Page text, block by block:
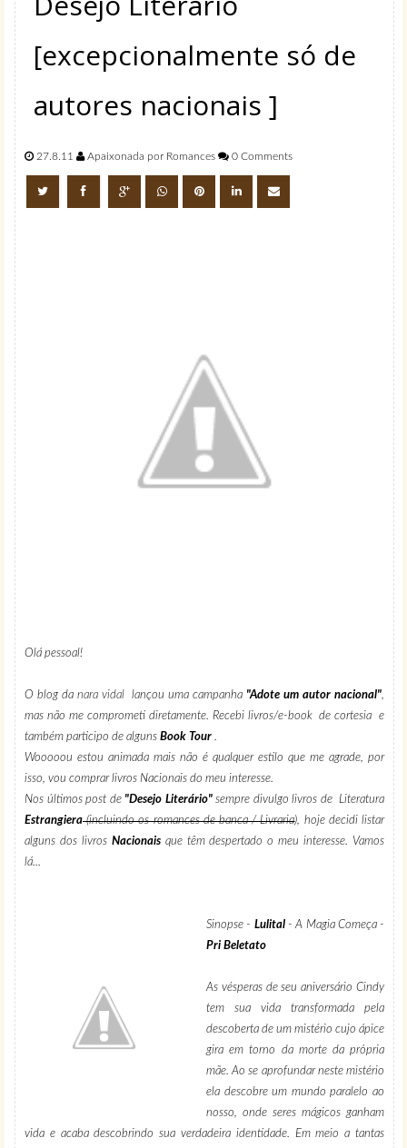
[excepcionalmente só de
autores nacionais ]
27.8.11 Apaixonada por Romances 0 Comments
Olá pessoal!
O blog danara vidal lançou uma campanha "Adote um autor nacional",
mas não me comprometi diretamente. Recebi livros/e-book de cortesia e
também participo de alguns Book Tour .
Wooooou estou animada mais não é qualquer estilo que me agrade, por
isso, vou comprar livros Nacionais do meu interesse.
Nos últimos post de "Desejo Literário"sempre divulgo livros de Literatura
Estrangiera(incluindo os romances de banca / Livraria), hoje decidi listar
alguns dos livrosNacionaisque têm despertado o meu interesse. Vamos
lá...
Sinopse - Lulital - A Magia Começa -
Pri Beletato
As vésperas de seu aniversário Cindy
tem sua vida transformada pela
descoberta de um mistério cujo ápice
gira em torno da morte da própria
mãe. Ao se aprofundar neste mistério
ela descobre um mundo paralelo ao
nosso, onde seres mágicos ganham
vida e acaba descobrindo sua verdadeira identidade. Em meio a tantas